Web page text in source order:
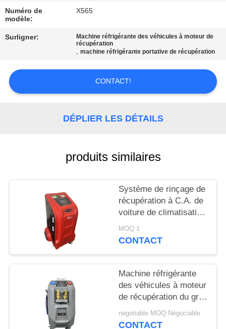
CONTACTEZ-
NOUS
DEMANDEZ
UNE
CITATION
PRIVACY
POLICY
Numéro de
modèle:
X565
Surligner:
Machine réfrigérante des véhicules à moteur de
récupération
,machine réfrigérante portative de récupération
CONTACT!
DÉPLIER LES DÉTAILS
produits similaires
Système de rinçage de
récupération à C.A. de
voiture de climatisation
réfrigérante de
machine
MOQ:1
CONTACT
Machine réfrigérante
des véhicules à moteur
de récupération du gris
10kg avec 5" ecran
couleur d'affichage à
negotiable MOQ:Négociable
CONTACT